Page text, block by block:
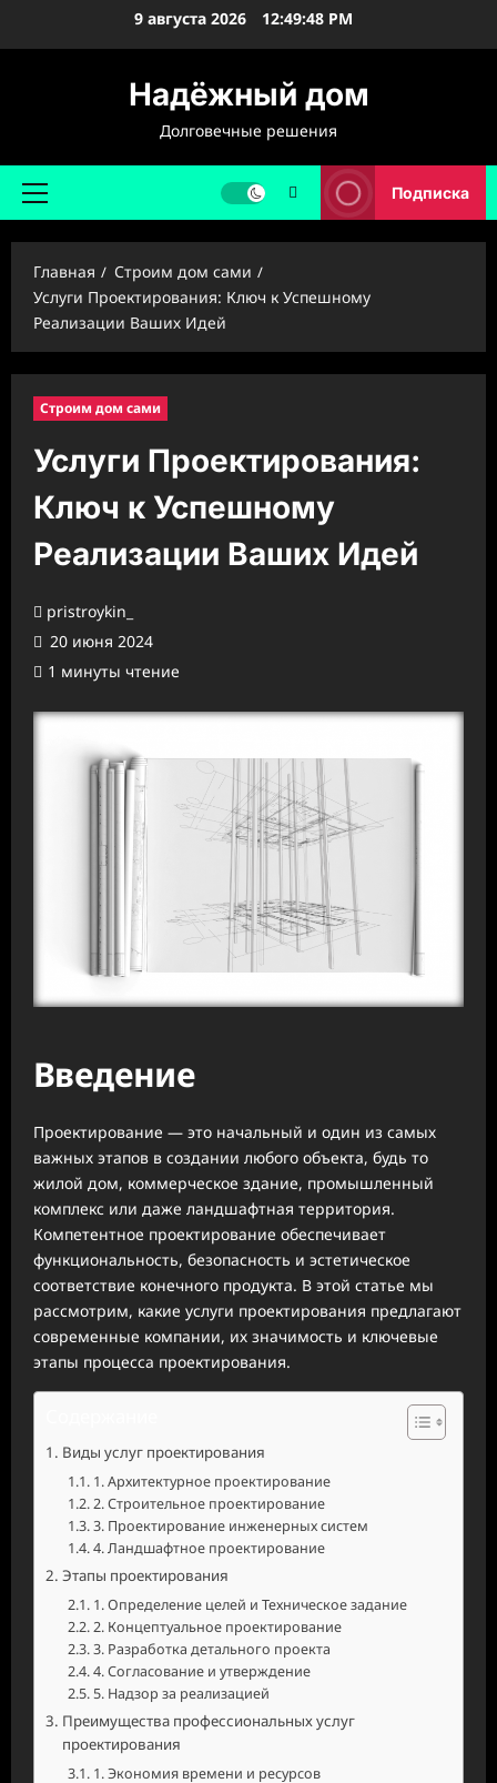
9 августа 2026 12:49:49 PM
Надёжный дом
Долговечные решения
Основное
Подписка
Главная
Строим дом сами
Услуги Проектирования: Ключ к Успешному
Реализации Ваших Идей
Строим дом сами
Услуги Проектирования:
Ключ к Успешному
Реализации Ваших Идей
pristroykin_
20 июня 2024
1 минуты чтение
Введение
Проектирование — это начальный и один из самых
важных этапов в создании любого объекта, будь то
жилой дом, коммерческое здание, промышленный
комплекс или даже ландшафтная территория.
Компетентное проектирование обеспечивает
функциональность, безопасность и эстетическое
соответствие конечного продукта. В этой статье мы
рассмотрим, какие услуги проектирования предлагают
современные компании, их значимость и ключевые
этапы процесса проектирования.
Виды услуг проектирования
1. Архитектурное проектирование
2. Строительное проектирование
3. Проектирование инженерных систем
4. Ландшафтное проектирование
Этапы проектирования
1. Определение целей и Техническое задание
2. Концептуальное проектирование
3. Разработка детального проекта
4. Согласование и утверждение
5. Надзор за реализацией
Преимущества профессиональных услуг
проектирования
1. Экономия времени и ресурсов